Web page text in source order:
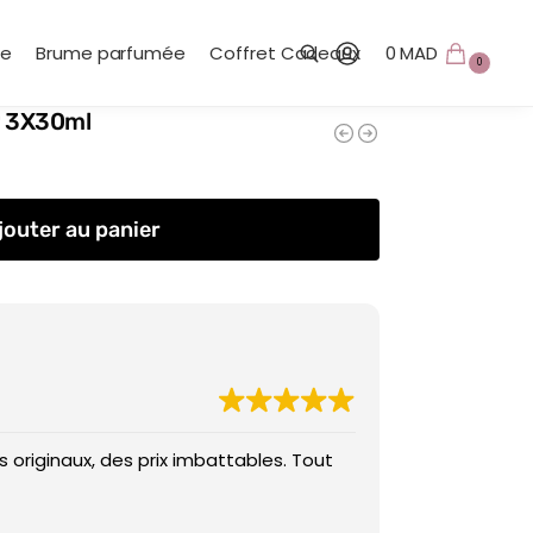
Brume parfumée Coffret Cadeaux
Recherche
0MAD 0
3X30ml
au panier
originaux, des prix imbattables. Tout